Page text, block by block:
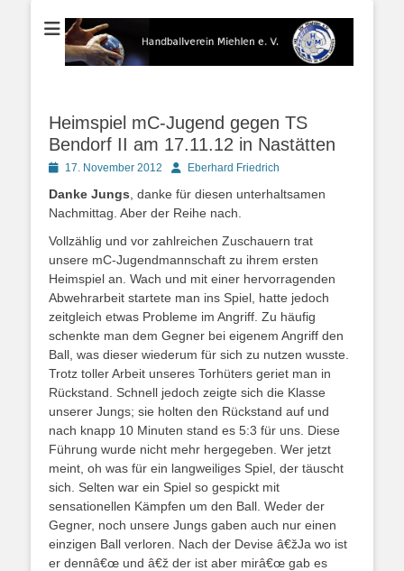
Handballverein
Miehlen e. V.
Der Handballverein im Blauen Ländchen
Heimspiel mC-Jugend gegen TS
Bendorf II am 17.11.12 in Nastätten
Posted17. November 2012 AutorEberhard Friedrich
Danke Jungs , danke für diesen unterhaltsamen
Nachmittag. Aber der Reihe nach.
Vollzählig und vor zahlreichen Zuschauern trat
unsere mC-Jugendmannschaft zu ihrem ersten
Heimspiel an. Wach und mit einer hervorragenden
Abwehrarbeit startete man ins Spiel, hatte jedoch
zeitgleich etwas Probleme im Angriff. Zu häufig
schenkte man dem Gegner bei eigenem Angriff den
Ball, was dieser wiederum für sich zu nutzen wusste.
Trotz toller Arbeit unseres Torhüters geriet man in
Rückstand. Schnell jedoch zeigte sich die Klasse
unserer Jungs; sie holten den Rückstand auf und
nach knapp 10 Minuten stand es 5:3 für uns. Diese
Führung wurde nicht mehr hergegeben. Wer jetzt
meint, oh was für ein langweiliges Spiel, der täuscht
sich. Selten war ein Spiel so gespickt mit
sensationellen Kämpfen um den Ball. Weder der
Gegner, noch unsere Jungs gaben auch nur einen
einzigen Ball verloren. Nach der Devise â€žJa wo ist
er dennâ€œ und â€ž der ist aber mirâ€œ gab es